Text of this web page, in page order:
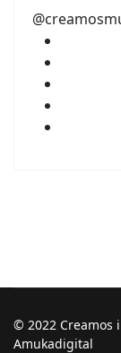
© 2022 Creamos
Amukadigital